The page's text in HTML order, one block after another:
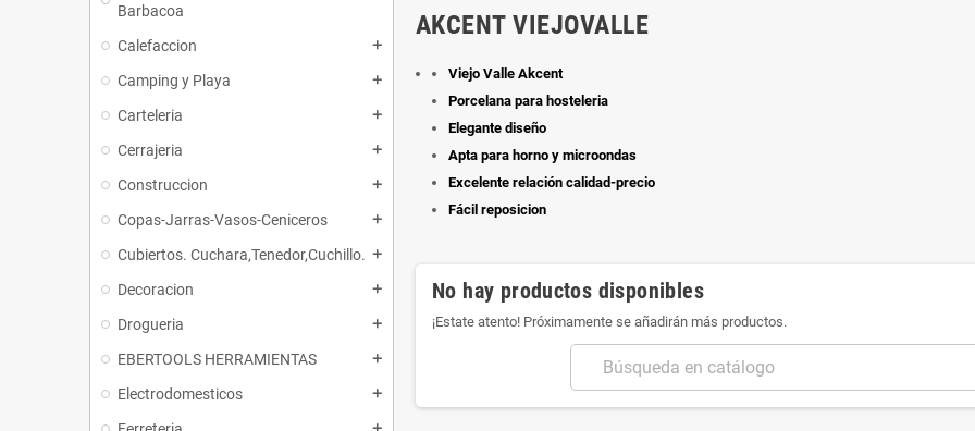
Barbacoa
Calefaccion add
Camping y Playa add
Carteleria add
Cerrajeria add
Construccion add
Copas-Jarras-Vasos-Ceniceros add
Cubiertos. Cuchara,Tenedor,Cuchillo. add
Decoracion add
Drogueria add
EBERTOOLS HERRAMIENTAS add
Electrodomesticos add
AKCENT VIEJOVALLE
Viejo Valle Akcent
Porcelana para hosteleria
Elegante diseño
Apta para horno y microondas
Excelente relación calidad-precio
Fácil reposicion
No hay productos disponibles
¡Estate atento! Próximamente se añadirán más productos.